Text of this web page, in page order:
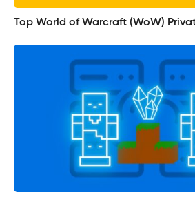
Top World of Warcraft (WoW)